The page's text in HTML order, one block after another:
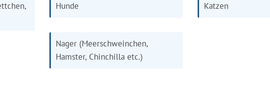
Hunde Katzen
Nager (Meerschweinchen,
Hamster, Chinchilla etc.)